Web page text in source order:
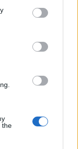
the
και ανήλικο
σε
η
στην Αρκαδία